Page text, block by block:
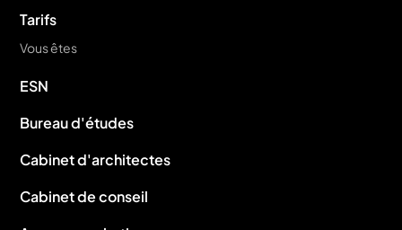
Tarifs
Vous êtes
ESN
Bureau d'études
Cabinet d'architectes
Cabinet de conseil